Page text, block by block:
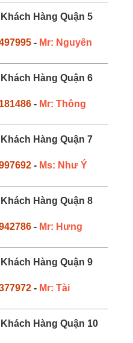
Hàng Quận 5
- Mr: Nguyên
Hàng Quận 6
- Mr: Thông
Hàng Quận 7
- Ms: Như Ý
Hàng Quận 8
- Mr: Hưng
Hàng Quận 9
- Mr: Tài
Hàng Quận 10